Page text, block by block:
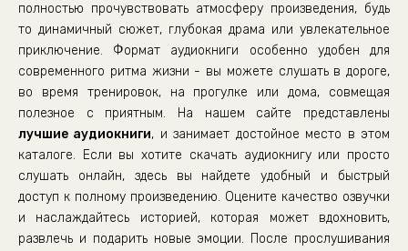
01-04-04
01-04-05
01-04-06
01-04-07
01-04-08
01-04-09
02-01-02
полностью прочувствовать атмосферу произведения, будь
то динамичный сюжет, глубокая драма или увлекательное
приключение. Формат аудиокниги особенно удобен для
современного ритма жизни - вы можете слушать в дороге,
во время тренировок, на прогулке или дома, совмещая
полезное с приятным. На нашем сайте представлены
лучшие аудиокниги, и занимает достойное место в этом
каталоге. Если вы хотите скачать аудиокнигу или просто
слушать онлайн, здесь вы найдете удобный и быстрый
доступ к полному произведению. Оцените качество озвучки
и наслаждайтесь историей, которая может вдохновить,
развлечь и подарить новые эмоции. После прослушивания